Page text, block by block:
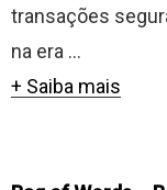
transações
na era ...
+ Saiba mais